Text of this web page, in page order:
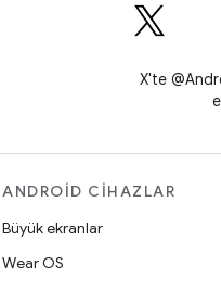
X'te
ANDROID CIHAZLAR
Büyük ekranlar
Wear OS